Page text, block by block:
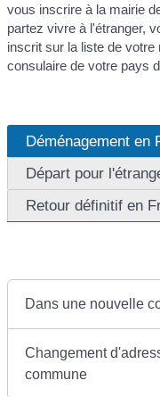
vous inscrire à la mairie
partez vivre à l'étranger,
inscrit sur la liste de
consulaire de votre pays
Déménagement en
Départ pour
Retour définitif en
Dans une nouvelle
Changement
commune